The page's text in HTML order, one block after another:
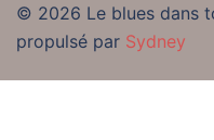
© 2026 Le blues dans
propulsé par Sydney